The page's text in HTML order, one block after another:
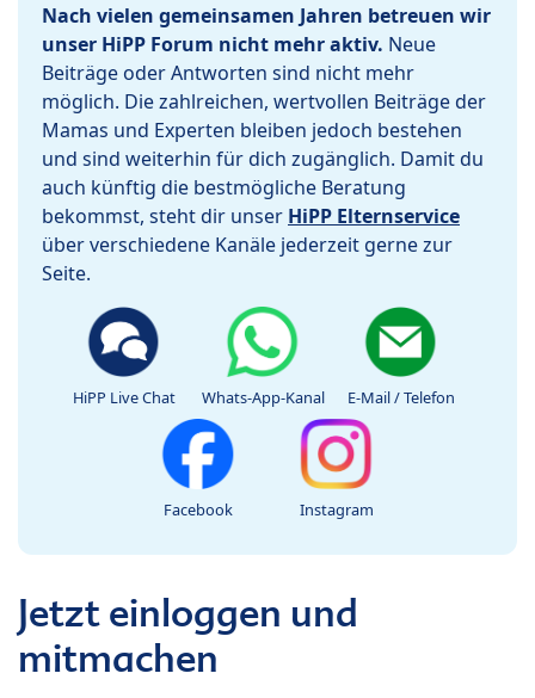
Nach vielen gemeinsamen Jahren betreuen wir
unser HiPP Forum nicht mehr aktiv. Neue
Beiträge oder Antworten sind nicht mehr
möglich. Die zahlreichen, wertvollen Beiträge der
Mamas und Experten bleiben jedoch bestehen
und sind weiterhin für dich zugänglich. Damit du
auch künftig die bestmögliche Beratung
bekommst, steht dir unser HiPP Elternservice
über verschiedene Kanäle jederzeit gerne zur
Seite.
HiPP Live Chat Whats-App-Kanal E-Mail / Telefon
Facebook Instagram
Jetzt einloggen und
mitmachen